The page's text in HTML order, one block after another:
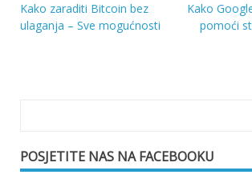
Navigacija
Kako zaraditi Bitcoin bez
ulaganja – Sve mogućnosti
Kako
pomoći
POSJETITE NAS NA FACEBOOKU